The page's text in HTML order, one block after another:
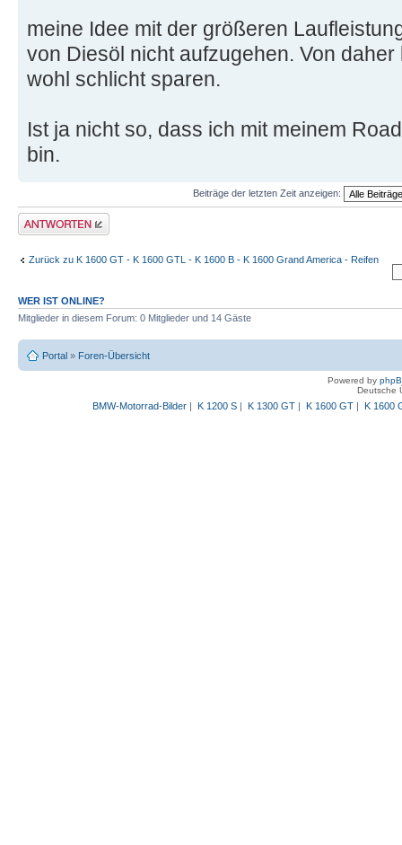
meine Idee mit der größeren
von Diesöl nicht aufzugehen. Von
wohl schlicht sparen.
Ist ja nicht so, dass ich mit meinem
bin.
Beiträge der letzten Zeit anzeigen:
Antwort schreiben
Zurück zu K 1600 GT - K 1600 GTL - K 1600 B - K 1600 Grand America - Reifen
WER IST ONLINE?
Mitglieder in diesem Forum: 0 Mitglieder und 14 Gäste
Portal » Foren-Übersicht
Powered by
Deutsche
BMW-Motorrad-Bilder| K 1200 S| K 1300 GT| K 1600 GT| K 1600